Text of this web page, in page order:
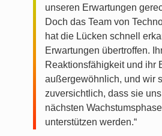
unseren Erwartungen
Doch das Team von
hat die Lücken schnell
Erwartungen übertroffen.
Reaktionsfähigkeit und ihr
außergewöhnlich, und wir
zuversichtlich, dass sie
nächsten
unterstützen werden.“